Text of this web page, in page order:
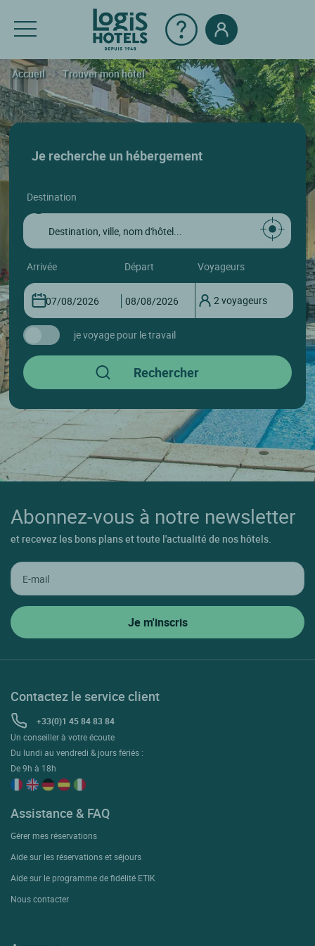
Accueil Trouver mon hôtel
Je recherche un hébergement
destination
arrivée départ voyageurs
2 voyageurs
je voyage pour le travail
Abonnez-vous à notre newsletter
et recevez les bons plans et toute l'actualité de nos hôtels.
Contactez le service client
+33(0)1 45 84 83 84
Un conseiller à votre écoute
Du lundi au vendredi & jours fériés :
De 9h à 18h
Assistance & FAQ
Gérer mes réservations
Aide sur les réservations et séjours
Aide sur le programme de fidélité ETIK
Nous contacter